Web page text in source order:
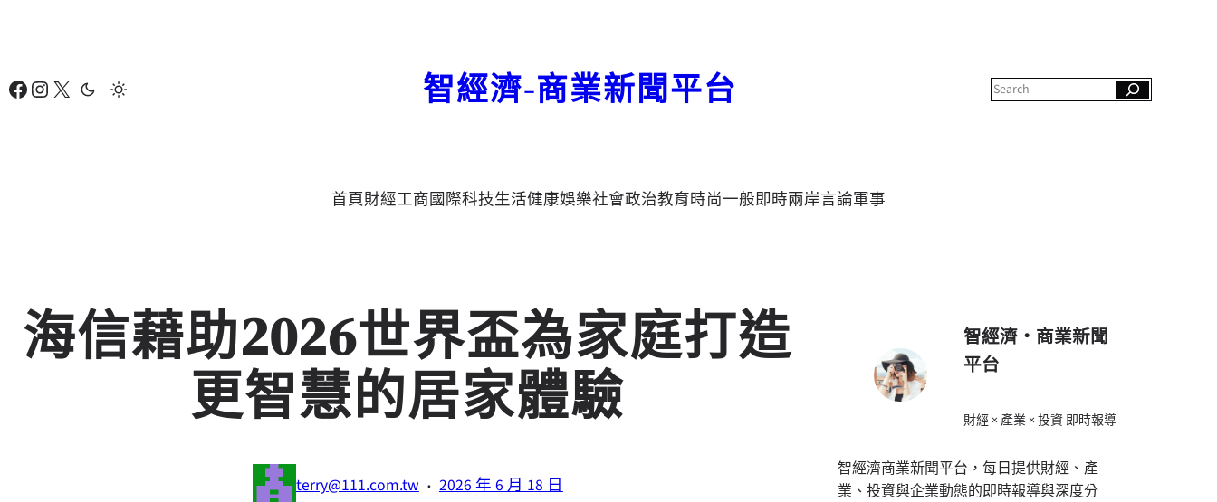
要
Facebook Instagram X 智經濟-商業新聞平台
c
首頁財經工商國際科技生活健康娛樂社會政治教育時尚一般即時兩岸言論軍事
海信藉助2026世界盃為家庭打造
更智慧的居家體驗
terry@111.com.tw · 2026 年 6 月 18 日
智經濟・商業新聞
平台
財經 × 產業 × 投資 即時報導
智經濟商業新聞平台，每日提供財經、產
業、投資與企業動態的即時報導與深度分